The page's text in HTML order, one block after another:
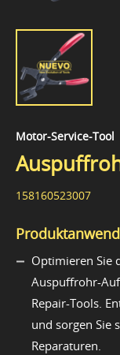
Motor-Service-Tool
158160523007
Optimieren Sie
Auspuffrohr-
Repair-Tools.
und sorgen Sie
Reparaturen.